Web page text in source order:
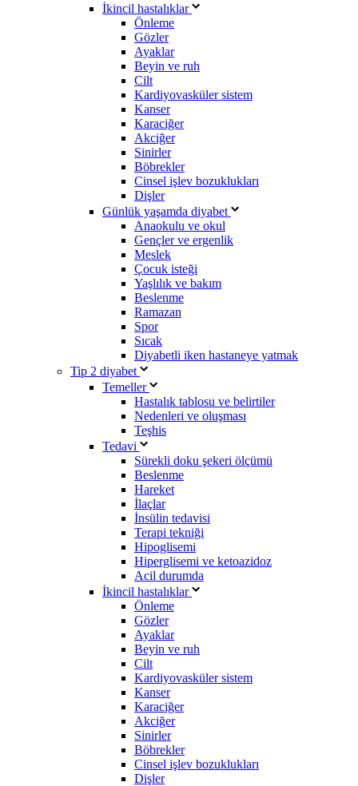
İkincil hastalıklar
Önleme
Gözler
Ayaklar
Beyin ve ruh
Cilt
Kardiyovasküler sistem
Kanser
Karaciğer
Akciğer
Sinirler
Böbrekler
Cinsel işlev bozuklukları
Dişler
Günlük yaşamda diyabet
Anaokulu ve okul
Gençler ve ergenlik
Meslek
Çocuk isteği
Yaşlılık ve bakım
Beslenme
Ramazan
Spor
Sıcak
Diyabetli iken hastaneye yatmak
Tip 2 diyabet
Temeller
Hastalık tablosu ve belirtiler
Nedenleri ve oluşması
Teşhis
Tedavi
Sürekli doku şekeri ölçümü
Beslenme
Hareket
İlaçlar
İnsülin tedavisi
Terapi tekniği
Hipoglisemi
Hiperglisemi ve ketoazidoz
Acil durumda
İkincil hastalıklar
Önleme
Gözler
Ayaklar
Beyin ve ruh
Cilt
Kardiyovasküler sistem
Kanser
Karaciğer
Akciğer
Sinirler
Böbrekler
Cinsel işlev bozuklukları
Dişler